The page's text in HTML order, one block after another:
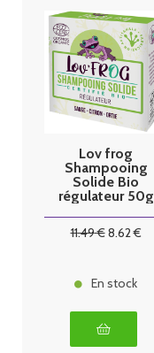
Lov frog
Shampooing
Solide Bio
régulateur 50g
11.49€8.62€
En stock